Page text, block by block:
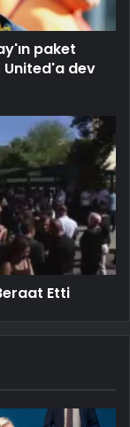
paket
United'a dev
Etti